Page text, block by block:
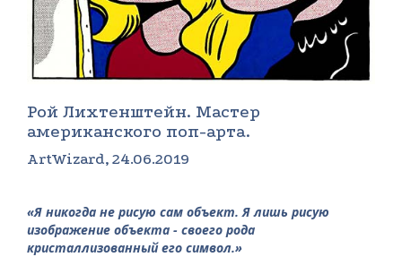
Рой Лихтенштейн. Мастер
американского поп-арта.
ArtWizard, 24.06.2019
«Я никогда не рисую сам объект. Я лишь рисую
изображение объекта - своего рода
кристаллизованный его символ.»